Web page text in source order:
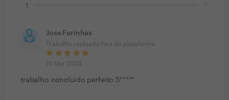
1
Jose Farinhas
Trabalho realizado fora da plataforma
10 Mar 2024
trabalho concluido perfeito 5*****